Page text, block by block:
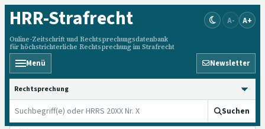
HRR-Strafrecht
Online-Zeitschrift und Rechtsprechungsdatenbank
für höchstrichterliche Rechtsprechung im Strafrecht
A- A+
Menü Newsletter
HRRS durchsuchen
Suchen